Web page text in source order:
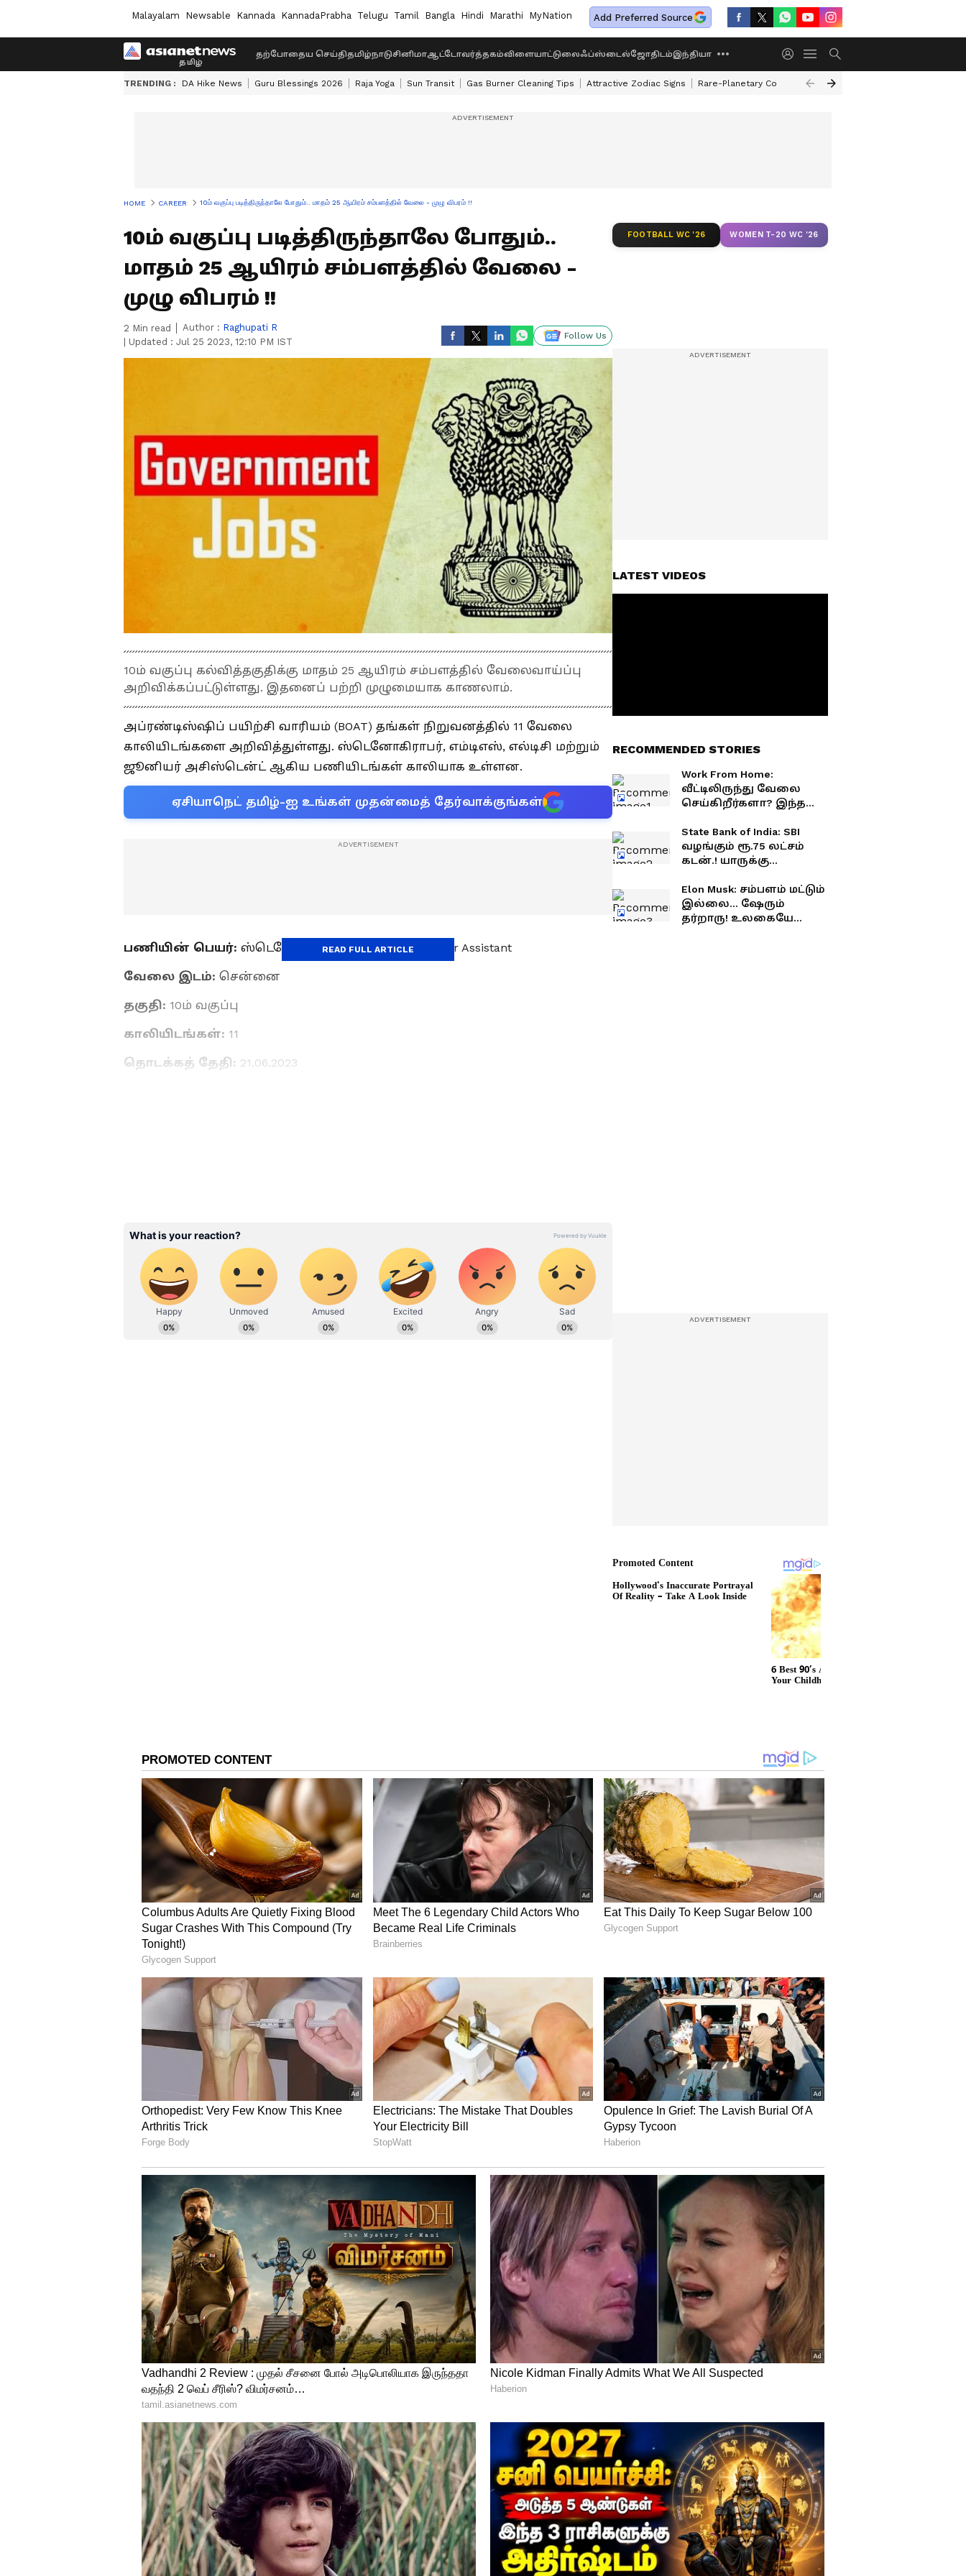
Malayalam Newsable Kannada KannadaPrabha Telugu Tamil Bangla Hindi Marathi MyNation Add Preferred Source
தற்போதைய செய்திதமிழ்நாடுசினிமாஆட்டோவர்த்தகம்விளையாட்டுலைஃப்ஸ்டைல்ஜோதிடம்இந்தியா
TRENDING : DA Hike News Guru Blessings 2026 Raja Yoga Sun Transit Gas Burner Cleaning Tips Attractive Zodiac Signs Rare-Planetary Conjunction After 12 Years
HOME CAREER 10ம் வகுப்பு படித்திருந்தாலே போதும்.. மாதம் 25 ஆயிரம் சம்பளத்தில் வேலை - முழு விபரம் !!
10ம் வகுப்பு படித்திருந்தாலே போதும்..
மாதம் 25 ஆயிரம் சம்பளத்தில் வேலை -
முழு விபரம் !!
2 Min read Author : Raghupati R
Updated : Jul 25 2023, 12:10 PM IST
Follow Us
10ம் வகுப்பு கல்வித்தகுதிக்கு மாதம் 25 ஆயிரம் சம்பளத்தில் வேலைவாய்ப்பு
அறிவிக்கப்பட்டுள்ளது. இதனைப் பற்றி முழுமையாக காணலாம்.
அப்ரண்டிஸ்ஷிப் பயிற்சி வாரியம் (BOAT) தங்கள் நிறுவனத்தில் 11 வேலை
காலியிடங்களை அறிவித்துள்ளது. ஸ்டெனோகிராபர், எம்டிஎஸ், எல்டிசி மற்றும்
ஜூனியர் அசிஸ்டென்ட் ஆகிய பணியிடங்கள் காலியாக உள்ளன.
ஏசியாநெட் தமிழ்-ஐ உங்கள் முதன்மைத் தேர்வாக்குங்கள்
பணியின் பெயர்: ஸ்டெனோகிராஃபர், MTS, LDC, Junior Assistant
வேலை இடம்: சென்னை
தகுதி: 10ம் வகுப்பு
காலியிடங்கள்: 11
தொடக்கத் தேதி: 21.06.2023
மல்டி-டாஸ்கிங் ஸ்டாஃப் (எம்டிஎஸ்) (குரூப் சி) - 1
கல்வி தகுதி
Board of Apprenticeship Training-க்கு 10வது விண்ணப்பதாரர்கள் தங்களின்
ஸ்டெனோகிராபர், MTS, LDC, ஜூனியர் அசிஸ்டண்ட் வேலை அறிவிப்பு 2023க்கு
விண்ணப்பிக்க வேண்டும். மேலும் விவரங்கள் தேவைப்பட்டால் அதிகாரப்பூர்வ
அறிவிப்பைப் பார்க்கவும்.
பதவியின் பெயர் - தகுதி
ஸ்டெனோகிராபர் (குரூப் சி) - 10ம் வகுப்பு
கீழ் பிரிவு எழுத்தர்/இளைய உதவியாளர் (குரூப் சி) - 5ம் வகுப்பு
மல்டி டாஸ்கிங் ஸ்டாஃப் (எம்டிஎஸ்) (குரூப் சி) - 5ம் வகுப்பு
வயது எல்லை
ஆகும். அதேபோல கீழ் பிரிவு எழுத்தர்/இளைய உதவியாளர் (குரூப் சி) மற்றும்
மல்டி டாஸ்கிங் ஸ்டாஃப் (எம்டிஎஸ்) (குரூப் சி) 25 ஆண்டுகள் ஆகும்.
வயது தளர்வு
அரசு விதிகளின்படி விண்ணப்பதாரர்களுக்கு வயது தளர்வு அளிக்கப்படலாம்.
மேலும் விவரங்களுக்கு Board of Apprenticeship Training அதிகாரப்பூர்வ
அறிவிப்பைப் பார்க்கவும்.
விண்ணப்பக் கட்டணம்
பொது/ EWS/ OBC விண்ணப்பதாரர்கள்: ரூ. 1,000/-
SC/ST விண்ணப்பதாரர்கள்: ரூ. 500/-
சம்பள விவரங்கள்
ஸ்டெனோகிராபர் (குரூப் சி) - ரூ. 25500/- மாதம்
கீழ் பிரிவு எழுத்தர்/இளைய உதவியாளர் (குரூப் சி) - ரூ. 19900/- மாதம்
மல்டி டாஸ்கிங் ஸ்டாஃப் (எம்டிஎஸ்) (குரூப் சி) - ரூ. 18000/- மாதம்
தேர்வு முறை
பெரும்பாலான நேரங்களில் அப்ரண்டிஸ்ஷிப் பயிற்சி வாரியம் வேட்பாளர்களை
READ FULL ARTICLE
FOOTBALL WC '26 WOMEN T-20 WC '26
LATEST VIDEOS
RECOMMENDED STORIES
Work From Home:
வீட்டிலிருந்து வேலை
செய்கிறீர்களா? இந்த
Career-ஐ அடுத்த
கட்டத்திற்கு கொண்டு
செல்லும்!
State Bank of India: SBI
வழங்கும் ரூ.75 லட்சம்
கடன்.! யாருக்கு
விண்ணப்பிப்பது?
Elon Musk: சம்பளம் மட்டும்
இல்லை... ஷேரும்
தர்றாரு! உலகையே